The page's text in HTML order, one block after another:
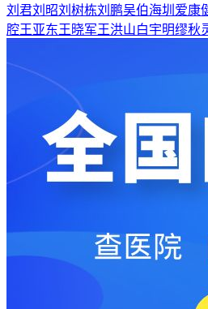
刘君刘昭刘树栋刘鹏吴伯海圳爱康
腔王亚东王晓军王洪山白宇明缪秋